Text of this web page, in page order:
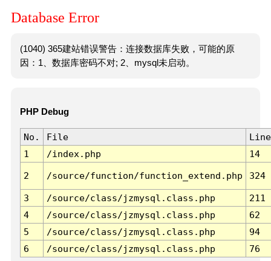
Database Error
(1040) 365建站错误警告：连接数据库失败，可能的原
因：1、数据库密码不对; 2、mysql未启动。
PHP Debug
No. File
Line
1
/index.php 14
2 /source/function/function_extend.php 324
3 /source/class/jzmysql.class.php
211
4
/source/class/jzmysql.class.php
62
5
/source/class/jzmysql.class.php
94
6
/source/class/jzmysql.class.php 76